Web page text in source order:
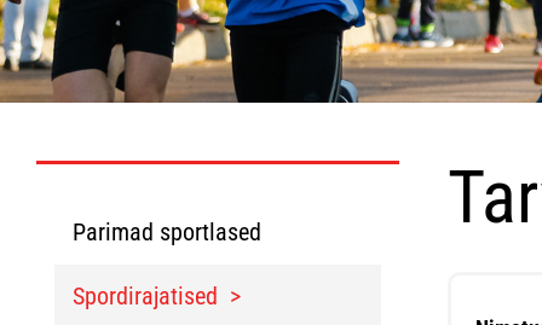
Parimad sportlased
Spordirajatised